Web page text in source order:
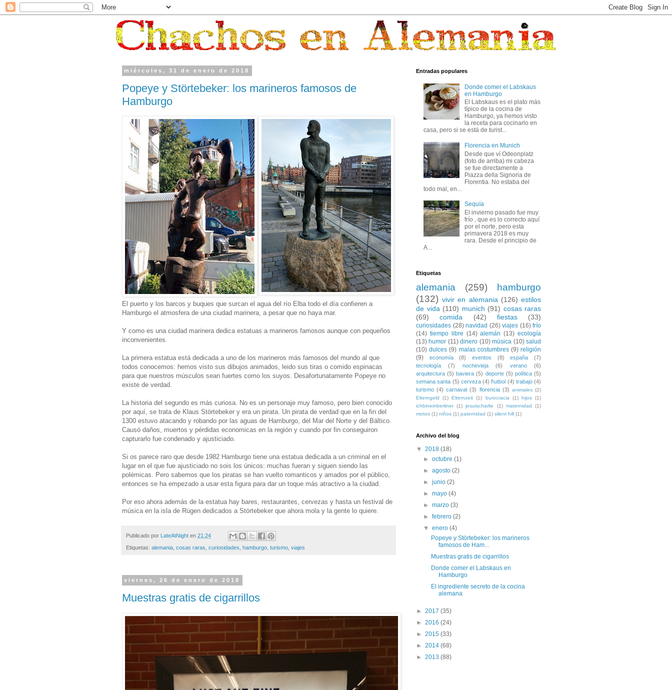
miércoles, 31 de enero de 2018
Popeye y Störtebeker: los marineros famosos de
Hamburgo
El puerto y los barcos y buques que surcan el agua del río Elba todo el día confieren a
Hamburgo el atmosfera de una ciudad marinera, a pesar que no haya mar.
Y como es una ciudad marinera dedica estatuas a marineros famosos aunque con pequeños
inconvenientes.
La primera estatua está dedicada a uno de los marineros más famosos del mundo al que
todos conocemos: hemos visto sus dibujos animados, leido sus tiras o comido espinacas
para que nuestros músculos sean fuertes como los suyos. Desafortunatamente Popeye no
existe de verdad.
La historia del segundo es más curiosa. No es un personaje muy famoso, pero bien conocido
por aquí, se trata de Klaus Störtebeker y era un pirata. Un pirata de verdad que en la fin del
1300 estuvo atacando y robando por las aguas de Hamburgo, del Mar del Norte y del Báltico.
Causó daños, muertos y pérdidas economicas en la región y cuando por fin conseguiron
capturarlo fue condenado y ajusticiado.
Si os parece raro que desde 1982 Hamburgo tiene una estatua dedicada a un criminal en el
lugar en el que fue ajusticiado no sois los únicos: muchas fueran y siguen siendo las
polémicas. Pero sabemos que los piratas se han vuelto romanticos y amados por el público,
entonces se ha empezado a usar esta figura para dar un toque más atractivo a la ciudad.
Por eso ahora además de la estatua hay bares, restaurantes, cervezas y hasta un festival de
música en la isla de Rügen dedicados a Störtebeker que ahora mola y la gente lo quiere.
Publicado por LateAtNight en 21:24
Etiquetas: alemania cosas raras curiosidades hamburgo turismo viajes
viernes, 26 de enero de 2018
Muestras gratis de cigarrillos
Entradas populares
Donde comer el Labskaus
en Hamburgo
El Labskaus es el plato más
típico de la cocina de
Hamburgo, ya hemos visto
la receta para cocinarlo en
casa, pero si se está de turist...
Florencia en Munich
Desde que ví Odeonplatz
(foto de arriba) mi cabeza
se fue directamente a
Piazza della Signoria de
Florentia. No estaba del
todo mal, en...
Sequía
El invierno pasado fue muy
frío , que es lo correcto aquí
por el norte, pero esta
primavera 2018 es muy
rara. Desde el principio de
A...
Etiquetas
alemania (259)
hamburgo
(132) vivir en alemania (126) estilos
de vida (110) munich (91) cosas raras
(69)
comida (42) fiestas (33)
curiosidades (28) navidad (26) viajes (16) frío
(14) tiempo libre (14) alemán (13) ecología
(13) humor (11) dinero (10) música (10) salud
(10) dulces (9) malas costumbres (9) religión
(9)
economía (8) eventos (8) españa
(7)
tecnología
(7) nochevieja (6) verano
(6)
arquitectura (5) baviera (5) deporte (5) política (5)
semana santa (5) cerveza (4) f\utbol (4) trabajo (4)
turismo (4) carnaval (3) florencia (3) animales (2)
Elterngeld
(1) Elternzeit (1) burocracia (1) hijos (1)
ichbineinberliner (1) jesuischarlie (1) maternidad
(1)
motos (1) niños (1) paternidad (1) silent hill (1)
Archivo del blog
▼ 2018 (18)
►octubre(1)
►agosto(2)
►junio(2)
►mayo(4)
►marzo(3)
►febrero(2)
▼enero(4)
Popeye y Störtebeker: los marineros
famosos de Ham...
Muestras gratis de cigarrillos
Donde comer el Labskaus en
Hamburgo
El ingrediente secreto de la cocina
alemana
► 2017 (35)
► 2016 (24)
► 2015 (33)
► 2014 (68)
► 2013 (88)